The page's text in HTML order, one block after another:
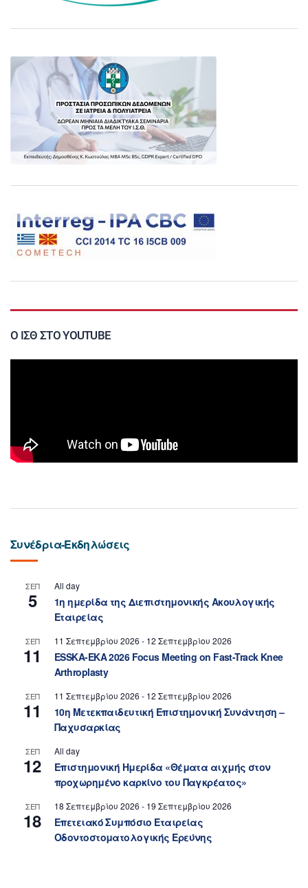
Ο ΙΣΘ ΣΤΟ YOUTUBE
Συνέδρια-Εκδηλώσεις
ΣΕΠ
5
All day
1η ημερίδα της Διεπιστημονικής Ακουλογικής
Εταιρείας
ΣΕΠ
11
11 Σεπτεμβρίου 2026 - 12 Σεπτεμβρίου 2026
ESSKA-EKA 2026 Focus Meeting on Fast-Track Knee
Arthroplasty
ΣΕΠ
11
11 Σεπτεμβρίου 2026 - 12 Σεπτεμβρίου 2026
10η Μετεκπαιδευτική Επιστημονική Συνάντηση –
Παχυσαρκίας
ΣΕΠ
12
All day
Επιστημονική Ημερίδα «Θέματα αιχμής στον
προχωρημένο καρκίνο του Παγκρέατος»
ΣΕΠ
18
18 Σεπτεμβρίου 2026 - 19 Σεπτεμβρίου 2026
Επετειακό Συμπόσιο Εταιρείας
Οδοντοστοματολογικής Ερεύνης